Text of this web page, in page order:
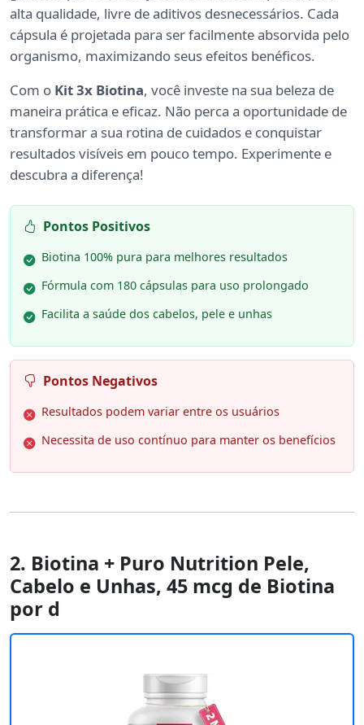
alta qualidade, livre de aditivos desnecessários. Cada
cápsula é projetada para ser facilmente absorvida pelo
organismo, maximizando seus efeitos benéficos.
Com o Kit 3x Biotina, você investe na sua beleza de
maneira prática e eficaz. Não perca a oportunidade de
transformar a sua rotina de cuidados e conquistar
resultados visíveis em pouco tempo. Experimente e
descubra a diferença!
Pontos Positivos
Biotina 100% pura para melhores resultados
Fórmula com 180 cápsulas para uso prolongado
Facilita a saúde dos cabelos, pele e unhas
Pontos Negativos
Resultados podem variar entre os usuários
Necessita de uso contínuo para manter os benefícios
2. Biotina + Puro Nutrition Pele,
Cabelo e Unhas, 45 mcg de Biotina
por d